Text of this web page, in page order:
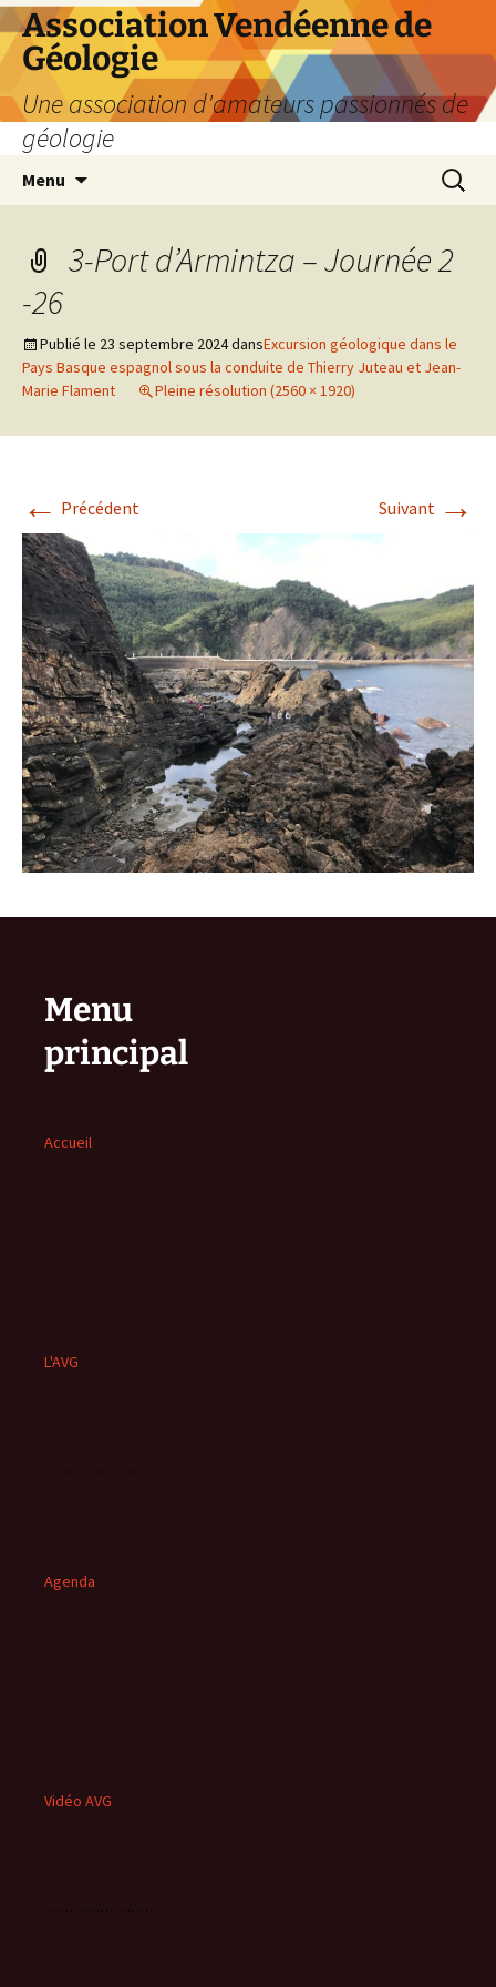
Aller
au
contenu
Association Vendéenne de
Géologie
Une association d'amateurs passionnés de
géologie
Menu
3-Port d’Armintza – Journée 2
-26
Publié le 23 septembre 2024dansExcursion géologique dans le
Pays Basque espagnol sous la conduite de Thierry Juteau et Jean-
Marie Flament
Pleine résolution (2560 × 1920)
← Précédent Suivant →
Menu
principal
Accueil
L'AVG
Agenda
Vidéo AVG